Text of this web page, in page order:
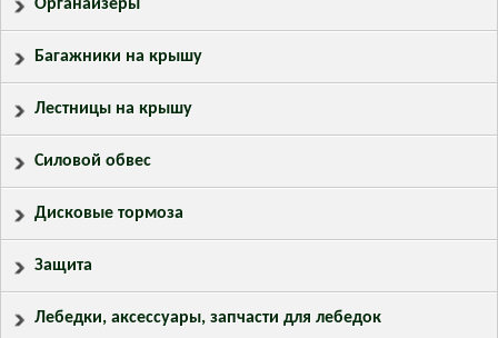
Органайзеры
Багажники на крышу
Лестницы на крышу
Силовой обвес
Дисковые тормоза
Защита
Лебедки, аксессуары, запчасти для лебедок